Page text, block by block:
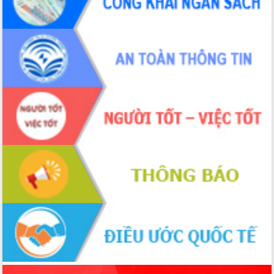
phá cơ chế - Hợp tác công tư
Đề án 06 tạo bước ngoặt đột phá trong
cải cách hành chính tỉnh Đắk Lắk
Kết nối tour, đẩy mạnh chuyển đổi số
để phát triển du lịch Đắk Lắk
Khởi động Dự án Đầu tư xây dựng hạ
tầng kỹ thuật Cụm công nghiệp Tân
Tiến
Gặp mặt các cơ quan báo chí nhân Kỷ
niệm 101 năm Ngày Báo chí Cách
mạng Việt Nam
Đắk Lắk sơ kết 4 năm triển khai thực
hiện Đề án 06 của Chính phủ
Họp báo thông tin về Hội nghị Công bố
Quy hoạch và Xúc tiến đầu tư tỉnh Đắk
Khơi thông điểm nghẽn, đẩy nhanh
giải ngân vốn khắc phục thiên tai
HĐND tỉnh thông qua điều chỉnh Quy
hoạch tỉnh thời kỳ 2021-2030